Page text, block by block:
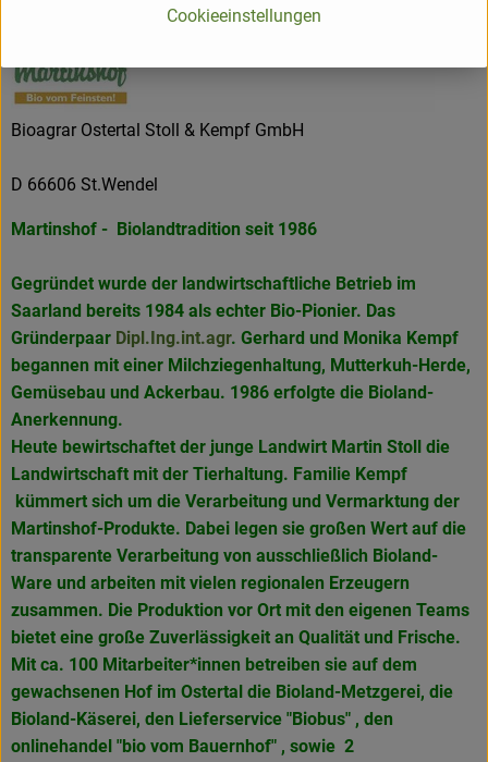
Bioagrar Ostertal Stoll & Kempf GmbH
D 66606 St.Wendel
Martinshof - Biolandtradition seit 1986
Gegründet wurde der landwirtschaftliche Betrieb im
Saarland bereits 1984 als echter Bio-Pionier. Das
Gründerpaar Dipl.Ing.int.agr. Gerhard und Monika Kempf
begannen mit einer Milchziegenhaltung, Mutterkuh-Herde,
Gemüsebau und Ackerbau. 1986 erfolgte die Bioland-
Anerkennung.
Heute bewirtschaftet der junge Landwirt Martin Stoll die
Landwirtschaft mit der Tierhaltung. Familie Kempf
kümmert sich um die Verarbeitung und Vermarktung der
Martinshof-Produkte. Dabei legen sie großen Wert auf die
transparente Verarbeitung von ausschließlich Bioland-
Ware und arbeiten mit vielen regionalen Erzeugern
zusammen. Die Produktion vor Ort mit den eigenen Teams
bietet eine große Zuverlässigkeit an Qualität und Frische.
Mit ca. 100 Mitarbeiter*innen betreiben sie auf dem
gewachsenen Hof im Ostertal die Bioland-Metzgerei, die
Bioland-Käserei, den Lieferservice "Biobus" , den
onlinehandel "bio vom Bauernhof" , sowie 2
Cookieeinstellungen